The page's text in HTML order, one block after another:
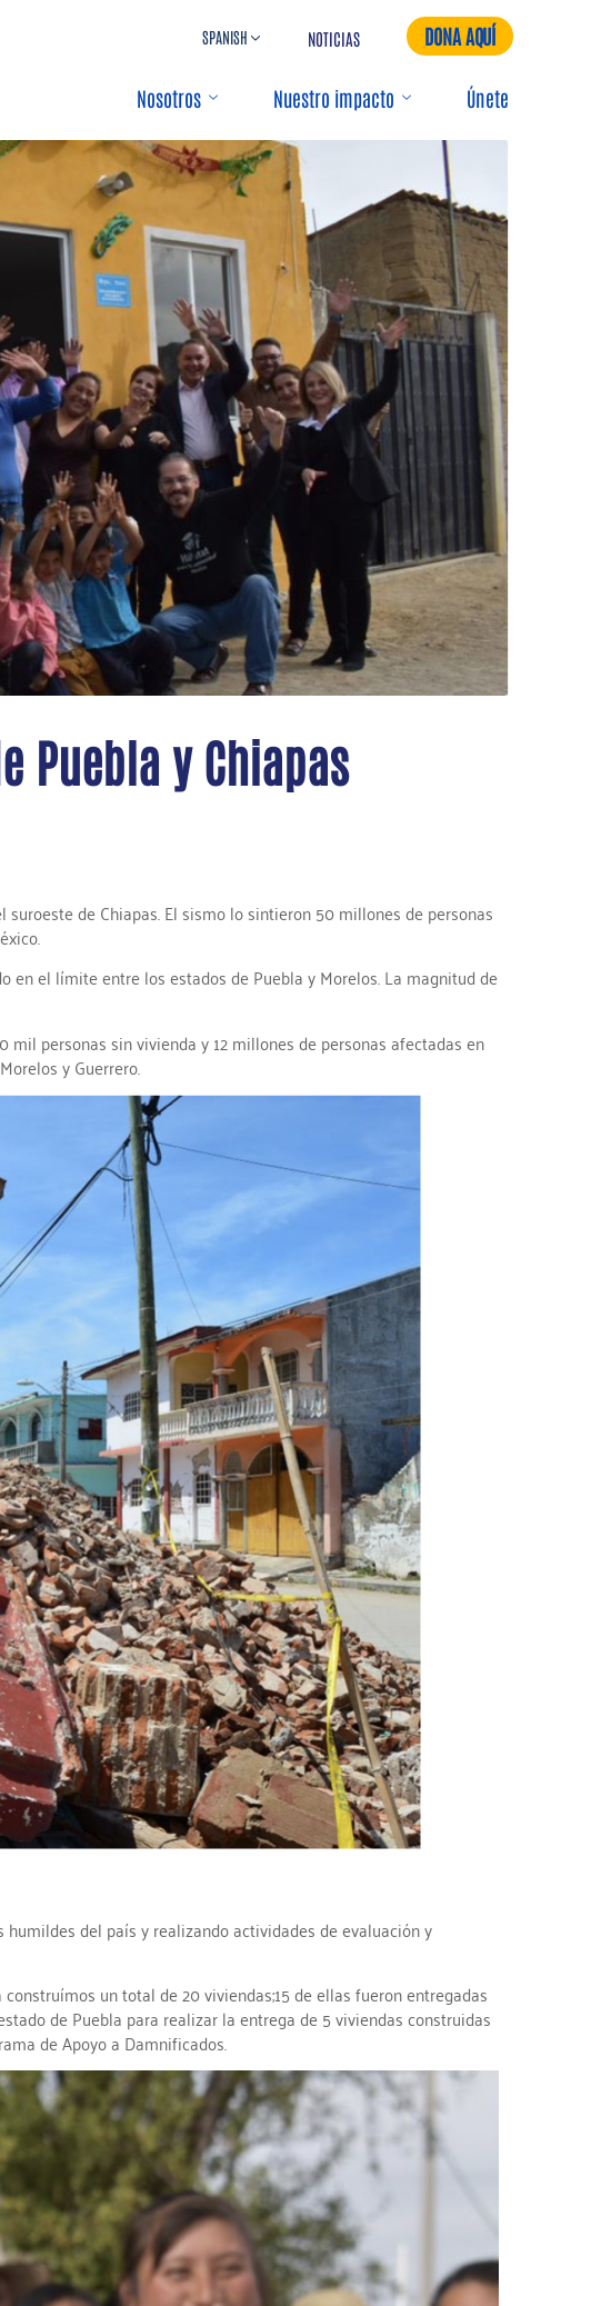
NOTICIAS DONA AQUÍ
Nosotros Nuestro impacto Únete
Puebla y Chiapas
de Chiapas. El sismo lo sintieron 50 millones de personas
en el límite entre los estados de Puebla y Morelos. La magnitud de
personas sin vivienda y 12 millones de personas afectadas en
y Guerrero.
del país y realizando actividades de evaluación y
un total de 20 viviendas;15 de ellas fueron entregadas
de Puebla para realizar la entrega de 5 viviendas construidas
de Apoyo a Damnificados.